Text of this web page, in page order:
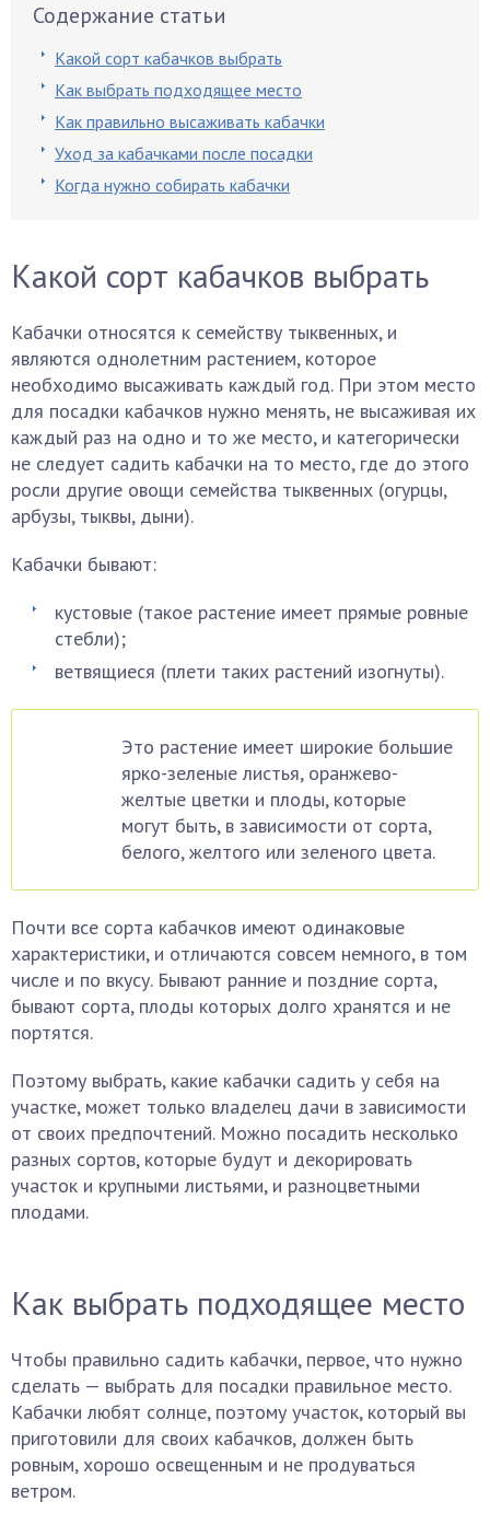
Содержание статьи
Какой сорт кабачков выбрать
Как выбрать подходящее место
Как правильно высаживать кабачки
Уход за кабачками после посадки
Когда нужно собирать кабачки
Какой сорт кабачков выбрать
Кабачки относятся к семейству тыквенных, и
являются однолетним растением, которое
необходимо высаживать каждый год. При этом место
для посадки кабачков нужно менять, не высаживая их
каждый раз на одно и то же место, и категорически
не следует садить кабачки на то место, где до этого
росли другие овощи семейства тыквенных (огурцы,
арбузы, тыквы, дыни).
Кабачки бывают:
кустовые (такое растение имеет прямые ровные
стебли);
ветвящиеся (плети таких растений изогнуты).
Это растение имеет широкие большие
ярко-зеленые листья, оранжево-
желтые цветки и плоды, которые
могут быть, в зависимости от сорта,
белого, желтого или зеленого цвета.
Почти все сорта кабачков имеют одинаковые
характеристики, и отличаются совсем немного, в том
числе и по вкусу. Бывают ранние и поздние сорта,
бывают сорта, плоды которых долго хранятся и не
портятся.
Поэтому выбрать, какие кабачки садить у себя на
участке, может только владелец дачи в зависимости
от своих предпочтений. Можно посадить несколько
разных сортов, которые будут и декорировать
участок и крупными листьями, и разноцветными
плодами.
Как выбрать подходящее место
Чтобы правильно садить кабачки, первое, что нужно
сделать — выбрать для посадки правильное место.
Кабачки любят солнце, поэтому участок, который вы
приготовили для своих кабачков, должен быть
ровным, хорошо освещенным и не продуваться
ветром.